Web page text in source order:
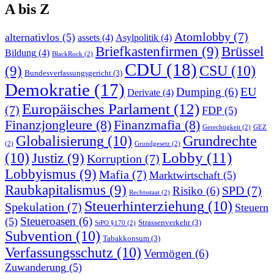
A bis Z
alternativlos (5) assets (4) Asylpolitik (4) Atomlobby (7)
Bildung (4) BlackRock (2) Briefkastenfirmen (9) Brüssel
(9) Bundesverfassungsgericht (3) CDU (18) CSU (10)
Demokratie (17) Derivate (4) Dumping (6)EU
(7) Europäisches Parlament (12) FDP(5)
Finanzjongleure (8)Finanzmafia (8) Gerechtigkeit (2) GEZ
(2) Globalisierung (10) Grundgesetz (2) Grundrechte
(10) Justiz (9) Korruption (7) Lobby (11)
Lobbyismus (9) Mafia (7) Marktwirtschaft (5)
Raubkapitalismus (9) Rechtsstaat (2) Risiko (6) SPD (7)
Spekulation (7) Steuerhinterziehung (10) Steuern
(5) Steueroasen (6) StPO §170 (2) Strassenverkehr(3)
Subvention (10) Tabakkonsum (3)
Verfassungsschutz (10) Vermögen (6)
Zuwanderung (5)